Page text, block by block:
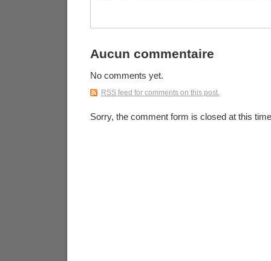
Aucun commentaire
No comments yet.
RSS feed for comments on this post.
Sorry, the comment form is closed at this